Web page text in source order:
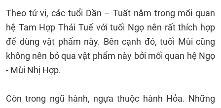
Theo tử vi, các tuổi Dần – Tuất nằm trong mối quan
hệ Tam Hợp Thái Tuế với tuổi Ngọ nên rất thích hợp
để dùng vật phẩm này. Bên cạnh đó, tuổi Mùi cũng
không nên bỏ qua vật phẩm này bởi mối quan hệ Ngọ
- Mùi Nhị Hợp.
Còn trong ngũ hành, ngựa thuộc hành Hỏa. Những